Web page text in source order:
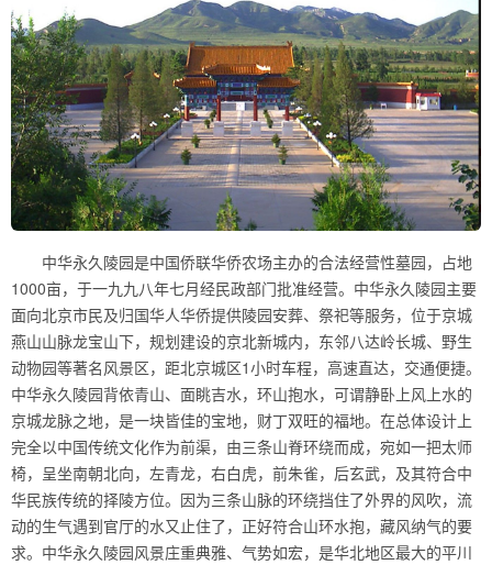
中华永久陵园是中国侨联华侨农场主办的合法经营性墓园，占地
1000亩，于一九九八年七月经民政部门批准经营。中华永久陵园主要
面向北京市民及归国华人华侨提供陵园安葬、祭祀等服务，位于京城
燕山山脉龙宝山下，规划建设的京北新城内，东邻八达岭长城、野生
动物园等著名风景区，距北京城区1小时车程，高速直达，交通便捷。
中华永久陵园背依青山、面眺吉水，环山抱水，可谓静卧上风上水的
京城龙脉之地，是一块皆佳的宝地，财丁双旺的福地。在总体设计上
完全以中国传统文化作为前渠，由三条山脊环绕而成，宛如一把太师
椅，呈坐南朝北向，左青龙，右白虎，前朱雀，后玄武，及其符合中
华民族传统的择陵方位。因为三条山脉的环绕挡住了外界的风吹，流
动的生气遇到官厅的水又止住了，正好符合山环水抱，藏风纳气的要
求。中华永久陵园风景庄重典雅、气势如宏，是华北地区最大的平川